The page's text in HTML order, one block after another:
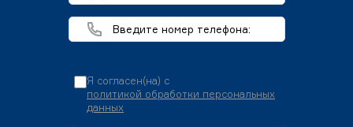
Я согласен(на) с
политикой обработки персональных
данных